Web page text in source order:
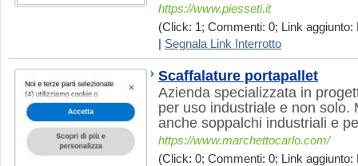
https://www.piesseti.it
(Click: 1; Commenti: 0; Link aggiunto:
Segnala Link Interrotto
Scaffalature portapallet
Azienda specializzata in
per uso industriale e non solo.
anche soppalchi industriali e
https://www.marchettocarlo.com/
(Click: 0; Commenti: 0; Link aggiunto: